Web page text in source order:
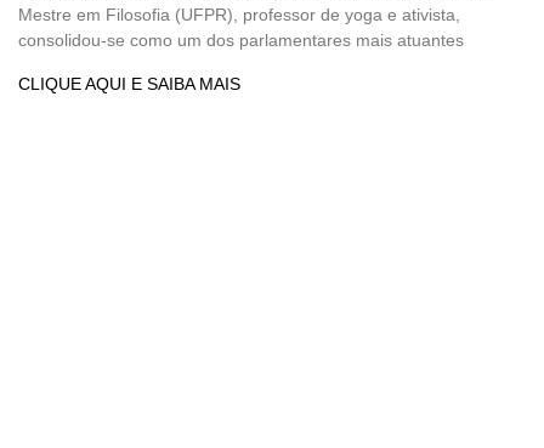
Mestre em Filosofia (UFPR), professor de yoga e ativista,
consolidou-se como um dos parlamentares mais atuantes
CLIQUE AQUI E SAIBA MAIS